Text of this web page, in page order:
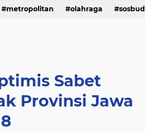
metropolitan olahraga sosbud
Sabet
Provinsi Jawa